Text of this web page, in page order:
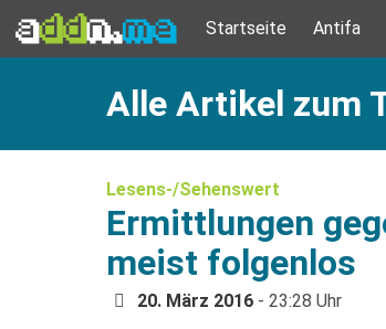
Startseite Antifa
Alle Artikel zum
Lesens-/Sehenswert
Ermittlungen
meist folgenlos
20. März 2016 - 23:28 Uhr